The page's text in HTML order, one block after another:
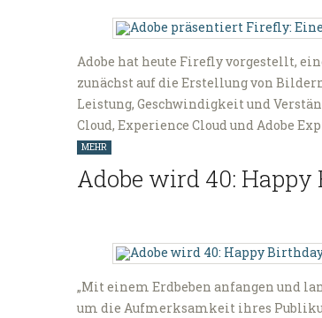
Adobe hat heute Firefly vorgestellt,
zunächst auf die Erstellung von
Leistung, Geschwindigkeit und
Cloud, Experience Cloud und Adobe
MEHR
Adobe wird 40: Happy
„Mit einem Erdbeben anfangen und
um die Aufmerksamkeit ihres